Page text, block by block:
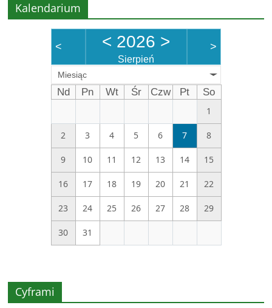
Kalendarium
< < 2026 >
Sierpień
>
Miesiąc
Nd Pn Wt Śr Czw Pt
So
1
2 3 4 5 6 7 8
9 10 11 12 13 14 15
16 17 18 19 20 21 22
23 24 25 26 27 28 29
30 31
Cyframi